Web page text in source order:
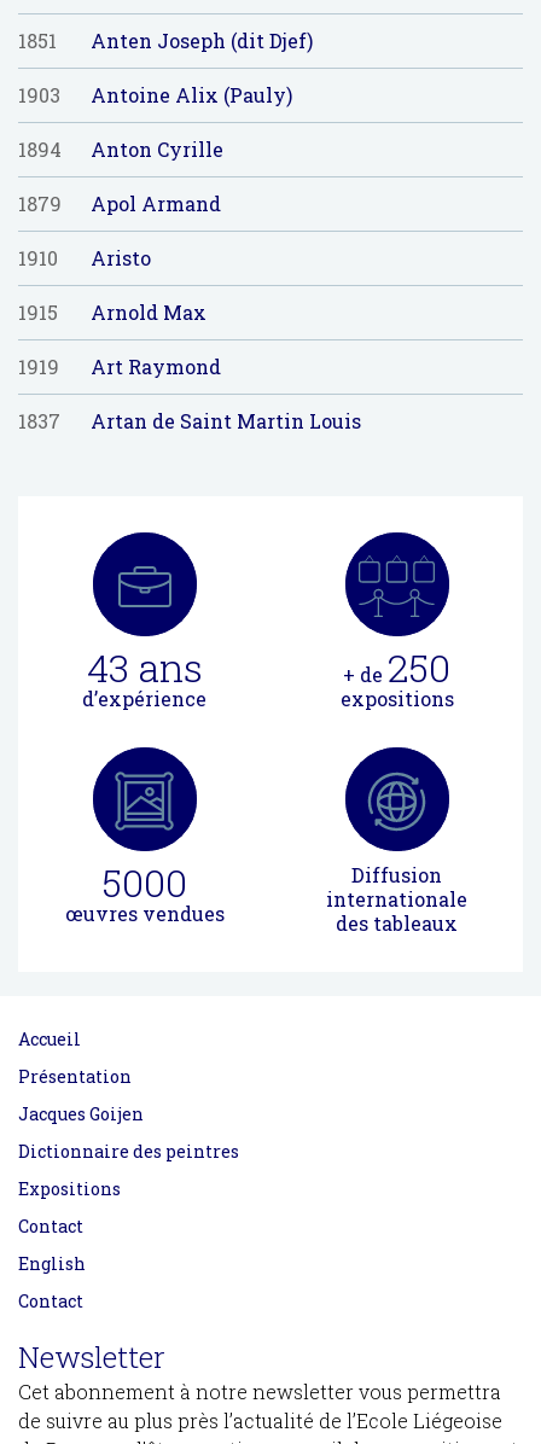
1851 Anten Joseph (dit Djef)
1903 Antoine Alix (Pauly)
1894 Anton Cyrille
1879 Apol Armand
1910 Aristo
1915 Arnold Max
1919 Art Raymond
1837 Artan de Saint Martin Louis
43 ans
d’expérience
+ de 250
expositions
5000
œuvres vendues
Diffusion
internationale
des tableaux
Accueil
Présentation
Jacques Goijen
Dictionnaire des peintres
Expositions
Contact
English
Contact
Newsletter
Cet abonnement à notre newsletter vous permettra
de suivre au plus près l’actualité de l’Ecole Liégeoise